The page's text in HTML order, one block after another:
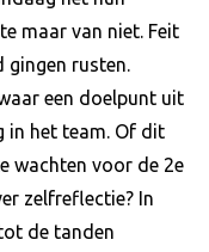
maar van niet. Feit
gingen rusten.
een doelpunt uit
in het team. Of dit
wachten voor de 2e
zelfreflectie? In
de tanden